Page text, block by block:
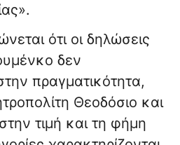
ότι οι δηλώσεις
δεν
πραγματικότητα,
Θεοδόσιο και
τιμή και τη φήμη